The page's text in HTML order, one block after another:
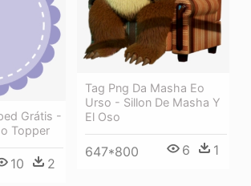
Tag Png Da Masha Eo
Urso - Sillon De Masha Y
El Oso
647*800 6 1
Grátis -
Topper
10 2